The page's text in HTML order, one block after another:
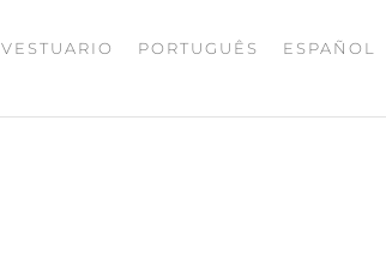
VESTUARIO PORTUGUÊS ESPAÑOL